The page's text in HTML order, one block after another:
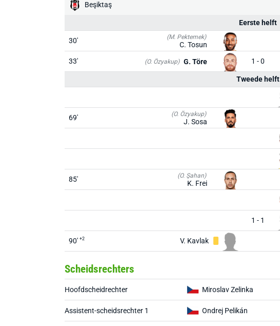
Beşiktaş
Eerste helft
30' (M. Pektemek)
C. Tosun
33'
(O. Özyakup) G. Töre 1 - 0
Tweede helft
69' (O. Özyakup)
J. Sosa
85' (O. Şahan)
K. Frei
1 - 1
90' +2 V. Kavlak
Scheidsrechters
Hoofdscheidrechter Miroslav Zelinka
Assistent-scheidsrechter 1 Ondrej Pelikán